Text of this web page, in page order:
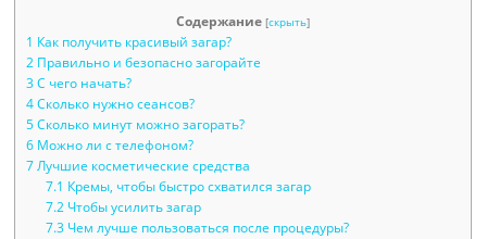
Содержание [скрыть]
1 Как получить красивый загар?
2 Правильно и безопасно загорайте
3 С чего начать?
4 Сколько нужно сеансов?
5 Сколько минут можно загорать?
6 Можно ли с телефоном?
7 Лучшие косметические средства
7.1 Кремы, чтобы быстро схватился загар
7.2Чтобы усилить загар
7.3Чем лучше пользоваться после процедуры?